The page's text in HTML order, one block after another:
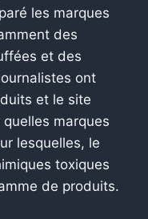
les marques
des
et des
ont
et le site
marques
lesquelles, le
toxiques
de produits.